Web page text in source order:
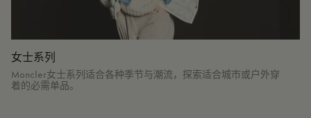
女士系列
Moncler女士系列适合各种季节与潮流，探索适合城市或户外穿
着的必需单品。